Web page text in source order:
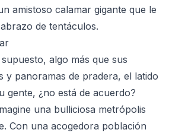
amistoso calamar gigante que le
de tentáculos.
algo más que sus
y panoramas de pradera, el latido
gente, ¿no está de acuerdo?
una bulliciosa metrópolis
Con una acogedora población